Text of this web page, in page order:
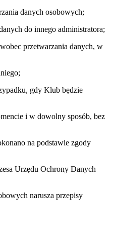
danych osobowych;
do innego administratora;
przetwarzania danych, w
gdy Klub będzie
i w dowolny sposób, bez
na podstawie zgody
Urzędu Ochrony Danych
narusza przepisy